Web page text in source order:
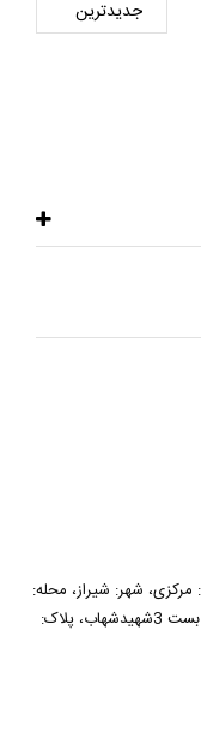
شهر: شیراز، محله:
مشیر فاطمی، خیابان سیدجمال الدین اسدآبادی، بن بست 3شهیدشهاب، پلاک: